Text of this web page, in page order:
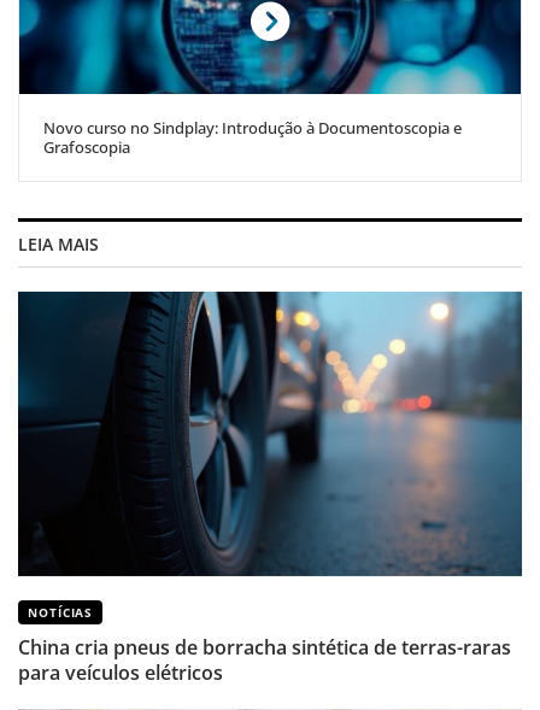
Novo curso no Sindplay: Introdução à Documentoscopia e
Grafoscopia
LEIA MAIS
NOTÍCIAS
China cria pneus de borracha sintética de terras-raras
para veículos elétricos